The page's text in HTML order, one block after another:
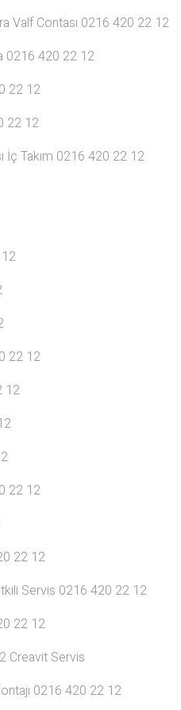
Valf Contası 0216 420 22 12
0216 420 22 12
22 12
22 12
İç Takım 0216 420 22 12
22 12
12
22 12
22 12
Servis 0216 420 22 12
22 12
Creavit Servis
0216 420 22 12